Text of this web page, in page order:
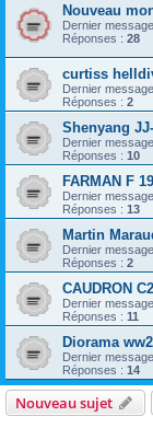
Nouveau
Dernier
Réponses : 28
curtiss
Dernier
Réponses : 2
Shenyang
Dernier
Réponses : 10
FARMAN F
Dernier
Réponses : 13
Martin
Dernier
Réponses : 2
CAUDRON
Dernier
Réponses : 11
Diorama ww2
Dernier
Réponses : 14
Nouveau sujet